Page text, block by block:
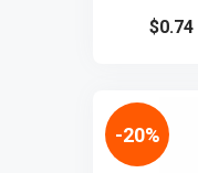
$0.74
-20%